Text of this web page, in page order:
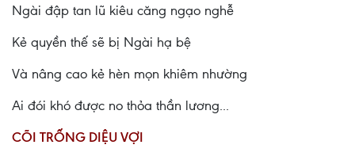
Ngài đập tan lũ kiêu căng ngạo nghễ
Kẻ quyền thế sẽ bị Ngài hạ bệ
Và nâng cao kẻ hèn mọn khiêm nhường
Ai đói khó được no thỏa thần lương...
CÕI TRỐNG DIỆU VỢI